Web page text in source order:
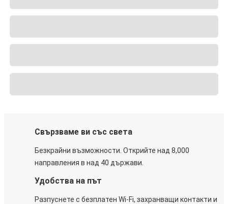
Свързваме ви със света
Безкрайни възможности. Открийте над 8,000
направления в над 40 държави.
Удобства на път
Разпуснете с безплатен Wi-Fi, захранващи контакти и